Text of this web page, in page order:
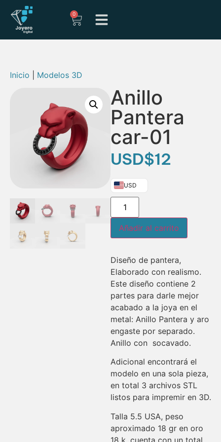
0
Inicio Modelos 3D
Anillo
Pantera
car-01
USD$12
USD
Añadir al carrito
Diseño de pantera,
Elaborado con realismo.
Este diseño contiene 2
partes para darle mejor
acabado a la joya en el
metal: Anillo Pantera y aro
engaste por separado.
Anillo con socavado.
Adicional encontrará el
modelo en una sola pieza,
en total 3 archivos STL
listos para impremir en 3D.
Talla 5.5 USA, peso
aproximado 18 gr en oro
18 k, cuenta con un total